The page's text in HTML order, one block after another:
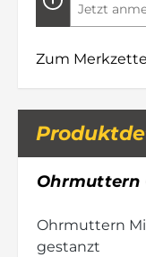
Jetzt
Zum
Ohrmuttern
Ohrmuttern
gestanzt